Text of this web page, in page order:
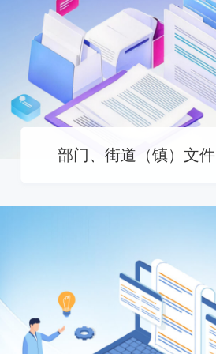
部门、街道（镇）文件